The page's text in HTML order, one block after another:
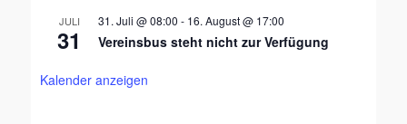
JULI
31
31. Juli @ 08:00 - 16. August @ 17:00
Vereinsbus steht nicht zur Verfügung
Kalender anzeigen